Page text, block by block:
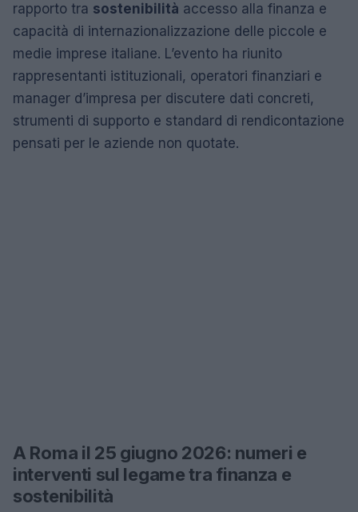
rapporto tra sostenibilità accesso alla finanza e
capacità di internazionalizzazione delle piccole e
medie imprese italiane. L’evento ha riunito
rappresentanti istituzionali, operatori finanziari e
manager d’impresa per discutere dati concreti,
strumenti di supporto e standard di rendicontazione
pensati per le aziende non quotate.
A Roma il 25 giugno 2026: numeri e
interventi sul legame tra finanza e
sostenibilità